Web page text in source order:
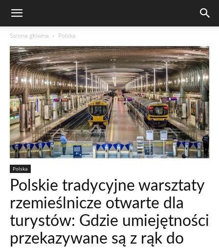
Strona główna Polska
Polska
Polskie tradycyjne warsztaty
rzemieślnicze otwarte dla
turystów: Gdzie umiejętności
przekazywane są z rąk do